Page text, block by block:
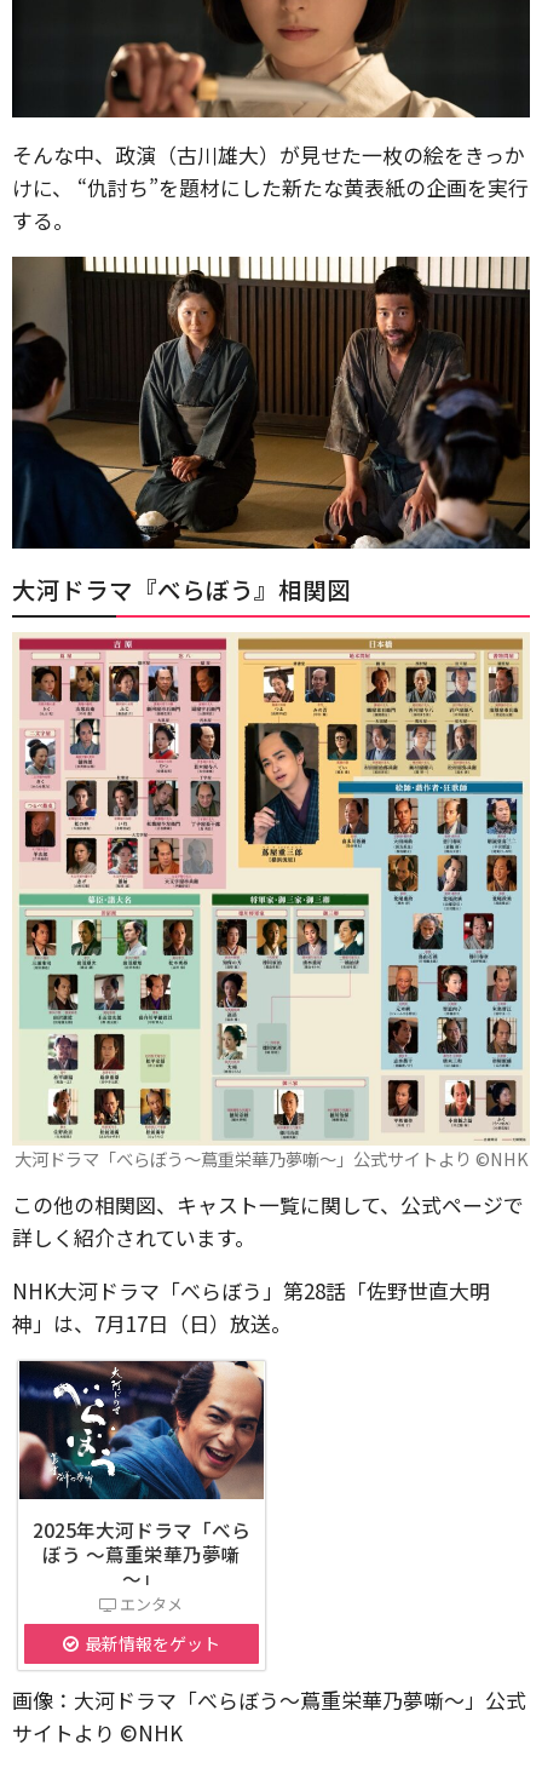
そんな中、政演（古川雄大）が見せた一枚の絵をきっか
けに、 “仇討ち”を題材にした新たな黄表紙の企画を実行
する。
大河ドラマ『べらぼう』相関図
大河ドラマ「べらぼう～蔦重栄華乃夢噺～」公式サイトより ©️NHK
この他の相関図、キャスト一覧に関して、公式ページで
詳しく紹介されています。
NHK大河ドラマ「べらぼう」第28話「佐野世直大明
神」は、7月17日（日）放送。
2025年大河ドラマ「べら
ぼう ～蔦重栄華乃夢噺
～」
エンタメ
最新情報をゲット
画像：大河ドラマ「べらぼう～蔦重栄華乃夢噺～」公式
サイトより ©️NHK